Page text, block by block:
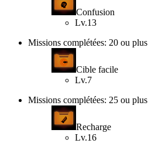
Confusion
Lv.13
Missions complétées: 20 ou plus
Cible facile
Lv.7
Missions complétées: 25 ou plus
Recharge
Lv.16